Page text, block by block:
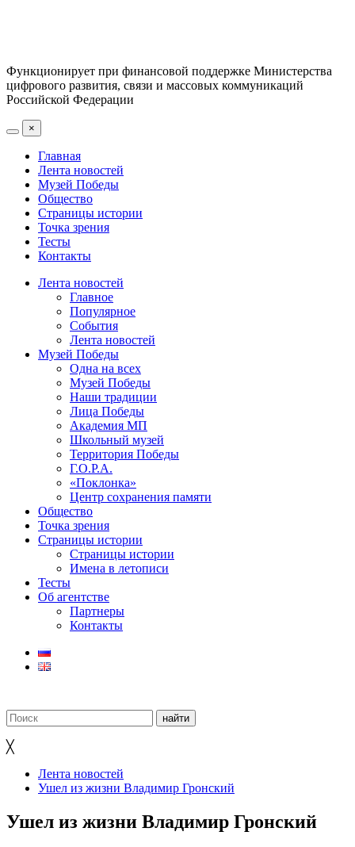
Функционирует при финансовой поддержке Министерства
цифрового развития, связи и массовых коммуникаций
Российской Федерации
×
Главная
Лента новостей
Музей Победы
Общество
Страницы истории
Точка зрения
Тесты
Контакты
Лента новостей
Главное
Популярное
События
Лента новостей
Музей Победы
Одна на всех
Музей Победы
Наши традиции
Лица Победы
Академия МП
Школьный музей
Территория Победы
Г.О.Р.А.
«Поклонка»
Центр сохранения памяти
Общество
Точка зрения
Страницы истории
Страницы истории
Имена в летописи
Тесты
Об агентстве
Партнеры
Контакты
╳
Лента новостей
Ушел из жизни Владимир Гронский
Ушел из жизни Владимир Гронский